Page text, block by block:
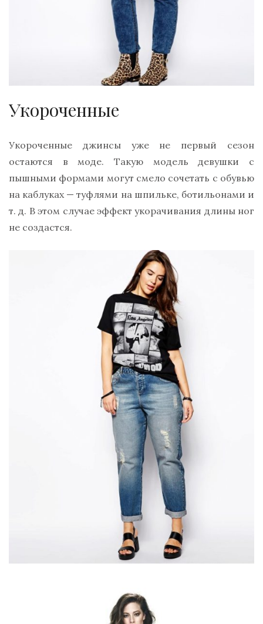
Укороченные
Укороченные джинсы уже не первый сезон
остаются в моде. Такую модель девушки с
пышными формами могут смело сочетать с обувью
на каблуках — туфлями на шпильке, ботильонами и
т. д. В этом случае эффект укорачивания длины ног
не создастся.